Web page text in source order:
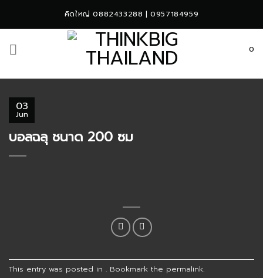
คิดใหญ่ 0882433288 | 0957184959
0
03
Jun
บอลฉลุ ชนาด 200 ซม
This entry was posted in . Bookmark the permalink.